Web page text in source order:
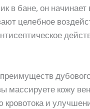
в бане, он
целебное
массируете кожу
кровотока и